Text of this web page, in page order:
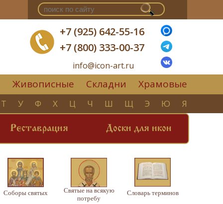
+7 (925) 642-55-16
+7 (800) 333-00-37
info@icon-art.ru
Живописные Складни Храмовые
Т У Ф Х Ц Ч Ш Щ Э Ю Я
Реставрация Доски для икон
Соборы святых
Святые на всякую
потребу
Словарь терминов